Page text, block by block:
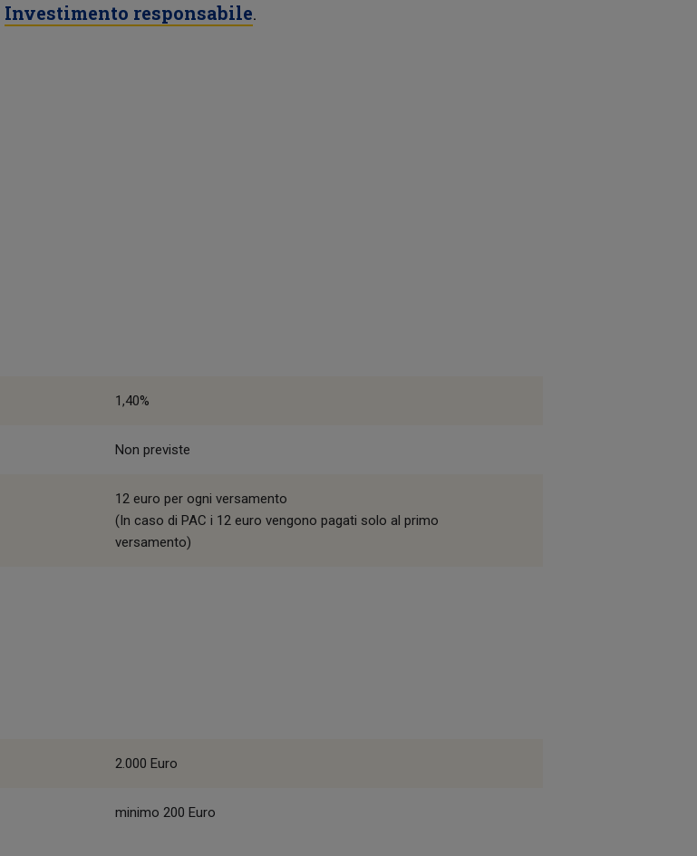
Investimento responsabile.
1,40%
Non previste
12 euro per ogni versamento
(In caso di PAC i 12 euro vengono pagati solo al primo
versamento)
2.000 Euro
minimo 200 Euro